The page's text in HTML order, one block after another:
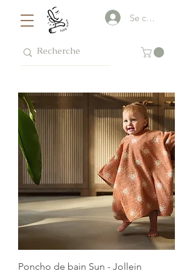
Se connecter
Poncho de bain Sun - Jollein